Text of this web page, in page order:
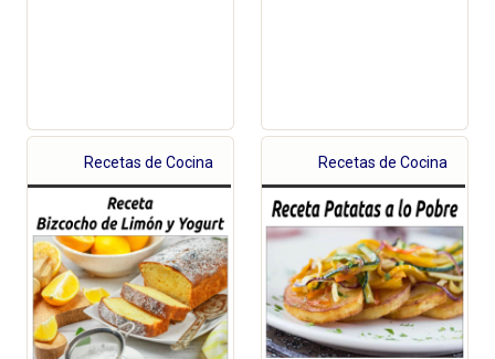
Recetas de Cocina Recetas de Cocina